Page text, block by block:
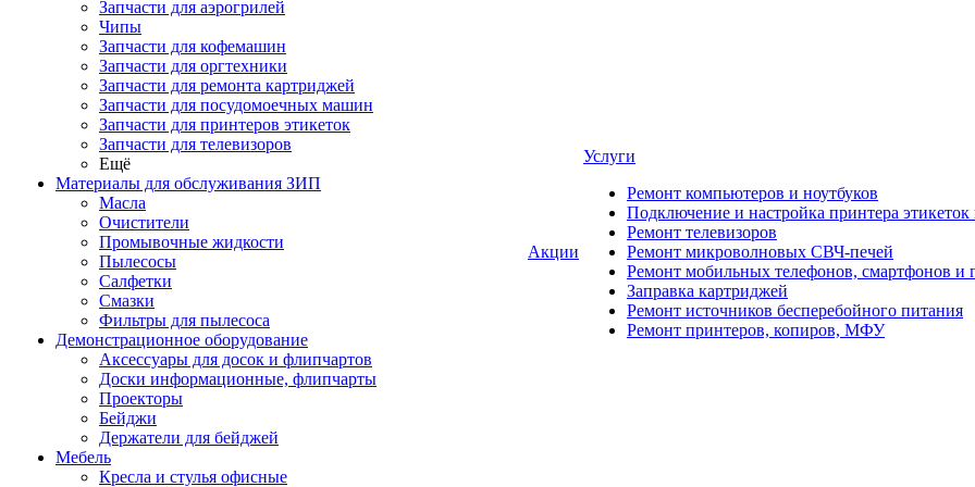
Запчасти для аэрогрилей
Чипы
Запчасти для кофемашин
Запчасти для оргтехники
Запчасти для ремонта картриджей
Запчасти для посудомоечных машин
Запчасти для принтеров этикеток
Запчасти для телевизоров
Ещё
Материалы для обслуживания ЗИП
Масла
Очистители
Промывочные жидкости
Пылесосы
Салфетки
Смазки
Фильтры для пылесоса
Демонстрационное оборудование
Аксессуары для досок и флипчартов
Доски информационные, флипчарты
Проекторы
Бейджи
Держатели для бейджей
Мебель
Кресла и стулья офисные
Акции
Услуги
Ремонт компьютеров и ноутбуков
Подключение и настройка принтера
Ремонт телевизоров
Ремонт микроволновых СВЧ-печей
Ремонт мобильных телефонов, смартфонов и
Заправка картриджей
Ремонт источников бесперебойного питания
Ремонт принтеров, копиров, МФУ